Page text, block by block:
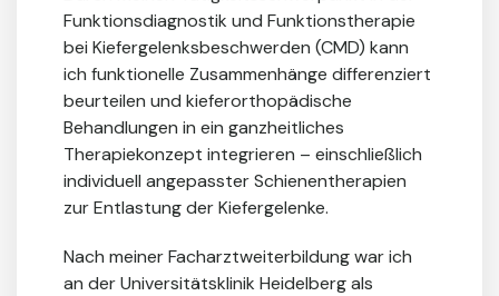
Funktionsdiagnostik und Funktionstherapie
bei Kiefergelenksbeschwerden (CMD) kann
ich funktionelle Zusammenhänge differenziert
beurteilen und kieferorthopädische
Behandlungen in ein ganzheitliches
Therapiekonzept integrieren – einschließlich
individuell angepasster Schienentherapien
zur Entlastung der Kiefergelenke.
Nach meiner Facharztweiterbildung war ich
an der Universitätsklinik Heidelberg als